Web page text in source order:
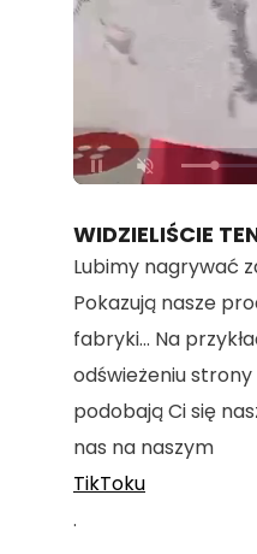
Unmute
WIDZIELIŚCIE
Lubimy nagrywać
Pokazują nasze
fabryki... Na
odświeżeniu
podobają Ci się
nas na naszym
TikToku
.